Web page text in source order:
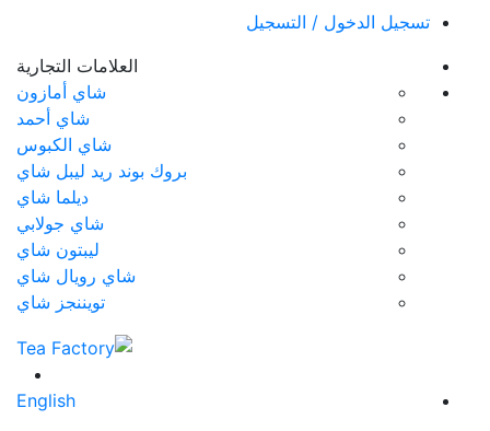
تسجيل الدخول / التسجيل
العلامات التجارية
شاي أمازون
شاي أحمد
شاي الكبوس
بروك بوند ريد ليبل شاي
ديلما شاي
شاي جولابي
ليبتون شاي
شاي رويال شاي
تويننجز شاي
English